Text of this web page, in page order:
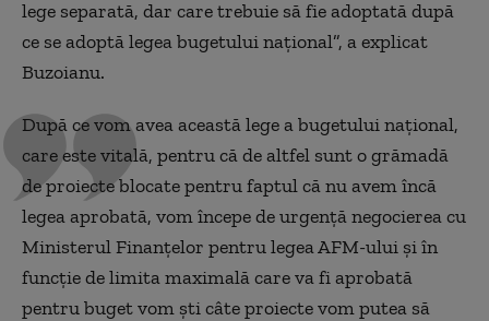
lege separată, dar care trebuie să fie adoptată după
ce se adoptă legea bugetului național”, a explicat
Buzoianu.
După ce vom avea această lege a bugetului național,
care este vitală, pentru că de altfel sunt o grămadă
de proiecte blocate pentru faptul că nu avem încă
legea aprobată, vom începe de urgență negocierea cu
Ministerul Finanțelor pentru legea AFM-ului și în
funcție de limita maximală care va fi aprobată
pentru buget vom ști câte proiecte vom putea să